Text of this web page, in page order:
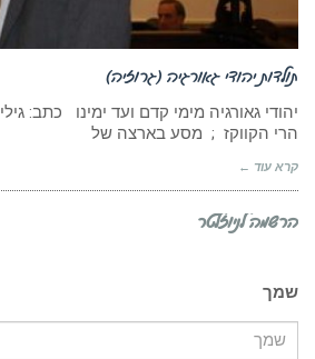
תולדות יהודי גאורגיה (גרוזיה)
יהודי גאורגיה מימי קדם ועד ימינו כתב:
הרי הקווקז ; מסע בארצה של
קרא עוד ←
הרשמה לניוזלטר
שמך